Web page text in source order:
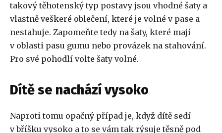
takový těhotenský typ postavy jsou vhodné šaty a
vlastně veškeré oblečení, které je volné v pase a
nestahuje. Zapomeňte tedy na šaty, které mají
v oblasti pasu gumu nebo provázek na stahování.
Pro své pohodlí volte šaty volné.
Dítě se nachází vysoko
Naproti tomu opačný případ je, když dítě sedí
v bříšku vysoko a to se vám tak rýsuje těsně pod